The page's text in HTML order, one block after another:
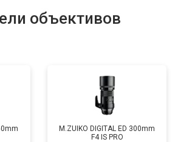
объективов
M.ZUIKO DIGITAL ED 300mm
F4 IS PRO